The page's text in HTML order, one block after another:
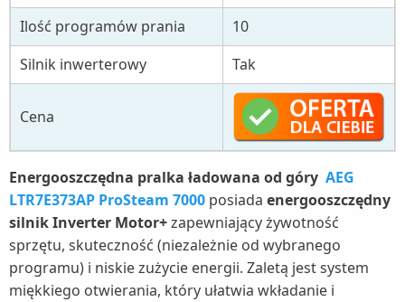
Ilość programów prania
10
Silnik inwerterowy
Tak
Cena
Energooszczędna pralka ładowana od góry AEG
LTR7E373AP ProSteam 7000 posiada energooszczędny
silnik Inverter Motor+zapewniający żywotność
sprzętu, skuteczność (niezależnie od wybranego
programu) i niskie zużycie energii. Zaletą jest system
miękkiego otwierania, który ułatwia wkładanie i